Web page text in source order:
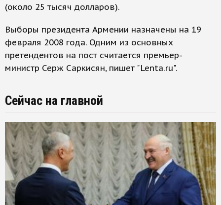
(около 25 тысяч долларов).
Выборы президента Армении назначены на 19
февраля 2008 года. Одним из основных
претендентов на пост считается премьер-
министр Серж Саркисян, пишет "Lenta.ru".
Сейчас на главной